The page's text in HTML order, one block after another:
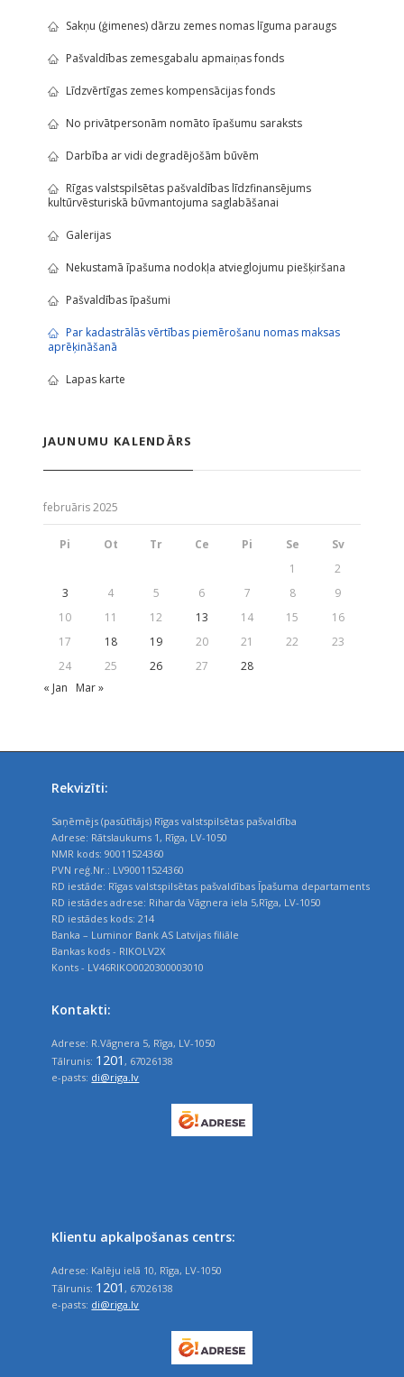
Sakņu (ģimenes) dārzu zemes nomas līguma paraugs
Pašvaldības zemesgabalu apmaiņas fonds
Līdzvērtīgas zemes kompensācijas fonds
No privātpersonām nomāto īpašumu saraksts
Darbība ar vidi degradējošām būvēm
Rīgas valstspilsētas pašvaldības līdzfinansējums
kultūrvēsturiskā būvmantojuma saglabāšanai
Galerijas
Nekustamā īpašuma nodokļa atvieglojumu piešķiršana
Pašvaldības īpašumi
Par kadastrālās vērtības piemērošanu nomas maksas
aprēķināšanā
Lapas karte
JAUNUMU KALENDĀRS
februāris 2025
Pi Ot Tr Ce Pi Se
Sv
1
2
3
4 5 6 7 8
9
10
11 12 13 14 15
16
17
18 19 20 21 22
23
24
25 26 27
28
« Jan
Mar »
Rekvizīti:
Saņēmējs (pasūtītājs) Rīgas valstspilsētas pašvaldība
Adrese: Rātslaukums 1, Rīga, LV-1050
NMR kods: 90011524360
PVN reģ.Nr.: LV90011524360
RD iestāde: Rīgas valstspilsētas pašvaldības Īpašuma departaments
RD iestādes adrese: Riharda Vāgnera iela 5,Rīga, LV-1050
RD iestādes kods: 214
Banka – Luminor Bank AS Latvijas filiāle
Bankas kods - RIKOLV2X
Konts - LV46RIKO0020300003010
Kontakti:
Adrese: R.Vāgnera 5, Rīga, LV-1050
Tālrunis: 1201 , 67026138
e-pasts: di@riga.lv
Klientu apkalpošanas centrs:
Adrese: Kalēju ielā 10, Rīga, LV-1050
Tālrunis: 1201, 67026138
e-pasts: di@riga.lv